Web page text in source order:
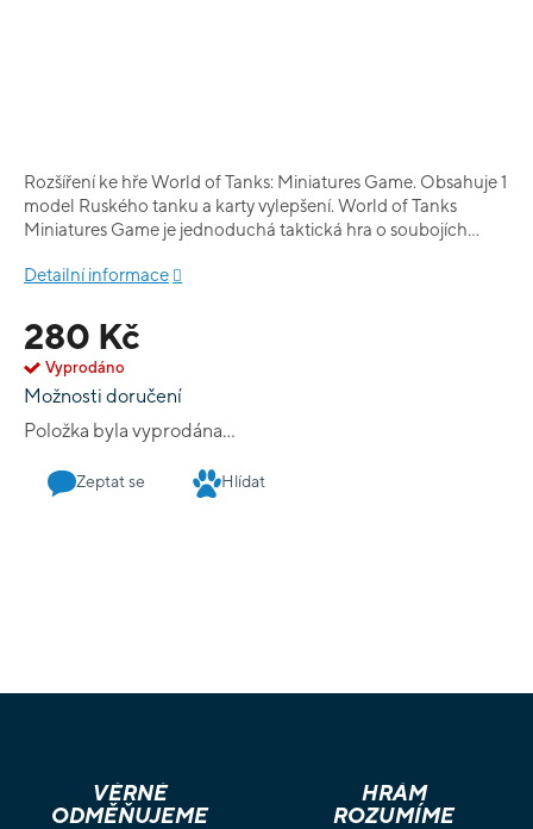
280 Kč
Vyprodáno
Možnosti doručení
Položka byla vyprodána…
Rozšíření ke hře World of Tanks: Miniatures Game. Obsahuje 1
model Ruského tanku a karty vylepšení. World of Tanks
Miniatures Game je jednoduchá taktická hra o soubojích
inspirována počítačovou předlohou a nejedná se o věrnou
Detailní informace
Zeptat se Hlídat
VĚRNÉ
ODMĚŇUJEME
HRÁM
ROZUMÍME